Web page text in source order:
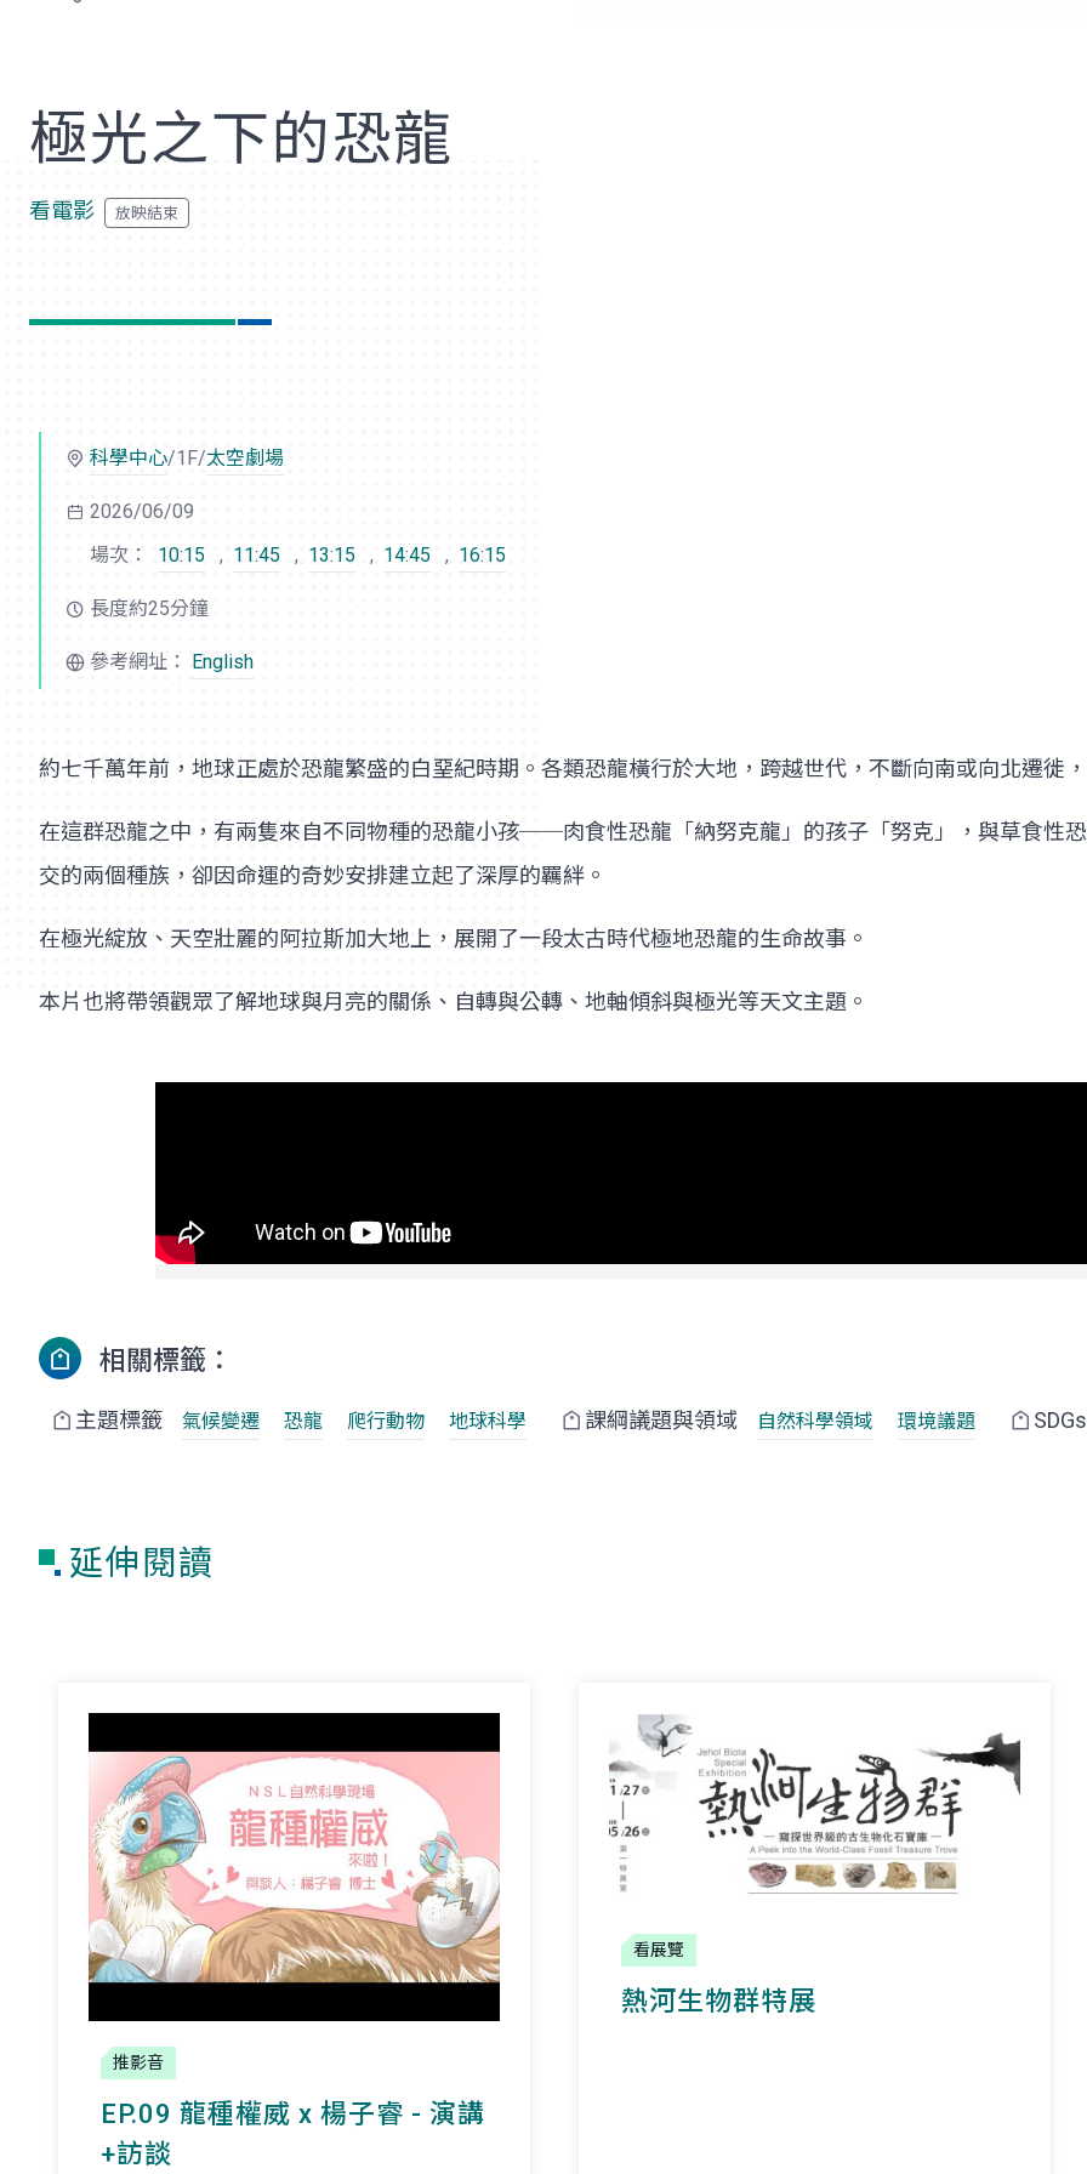
極光之下的恐龍
看電影
科學中心/1F/太空劇場
2026/06/09
場次：
10:15 , 11:45 , 13:15 , 14:45 , 16:15
長度約25分鐘
參考網址： English
約七千萬年前，地球正處於恐龍繁盛的白堊紀時期。各類恐龍橫行於大地，跨越世代，不斷向南或向北遷徙
在這群恐龍之中，有兩隻來自不同物種的恐龍小孩──肉食性恐龍「納努克龍」的孩子「努克」，與草食性
交的兩個種族，卻因命運的奇妙安排建立起了深厚的羈絆。
在極光綻放、天空壯麗的阿拉斯加大地上，展開了一段太古時代極地恐龍的生命故事。
本片也將帶領觀眾了解地球與月亮的關係、自轉與公轉、地軸傾斜與極光等天文主題。
相關標籤：
主題標籤 氣候變遷 恐龍 爬行動物 地球科學 課綱議題與領域 自然科學領域 環境議題
延伸閱讀
推影音
EP.09 龍種權威 x 楊子睿 - 演講
+訪談
看展覽
熱河生物群特展